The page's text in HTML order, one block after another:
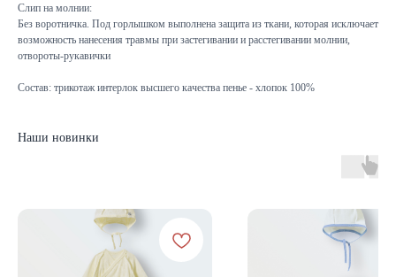
Слип на молнии:
Без воротничка. Под горлышком выполнена защита из ткани, которая исключает
возможность нанесения травмы при застегивании и расстегивании молнии,
отвороты-рукавички
Состав: трикотаж интерлок высшего качества пенье - хлопок 100%
Наши новинки